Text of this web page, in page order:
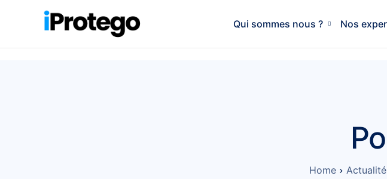
Qui sommes nous ? Nos
Home